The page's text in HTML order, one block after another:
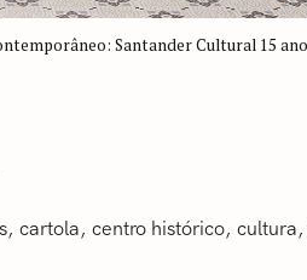
Santander Cultural 15
‎cartola centro histórico ‎cultura